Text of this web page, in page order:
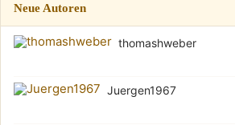
Neue Autoren
thomashweber
Juergen1967